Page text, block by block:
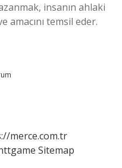
insanın ahlaki
amacını temsil eder.
merce.com.tr
Sitemap